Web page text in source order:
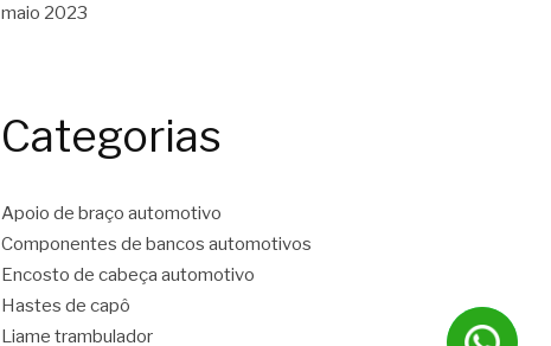
maio 2023
Categorias
Apoio de braço automotivo
Componentes de bancos automotivos
Encosto de cabeça automotivo
Hastes de capô
Liame trambulador